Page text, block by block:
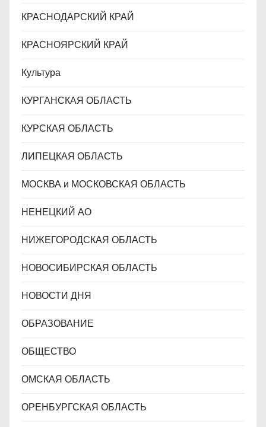
КРАСНОДАРСКИЙ КРАЙ
КРАСНОЯРСКИЙ КРАЙ
Культура
КУРГАНСКАЯ ОБЛАСТЬ
КУРСКАЯ ОБЛАСТЬ
ЛИПЕЦКАЯ ОБЛАСТЬ
МОСКВА и МОСКОВСКАЯ ОБЛАСТЬ
НЕНЕЦКИЙ АО
НИЖЕГОРОДСКАЯ ОБЛАСТЬ
НОВОСИБИРСКАЯ ОБЛАСТЬ
НОВОСТИ ДНЯ
ОБРАЗОВАНИЕ
ОБЩЕСТВО
ОМСКАЯ ОБЛАСТЬ
ОРЕНБУРГСКАЯ ОБЛАСТЬ